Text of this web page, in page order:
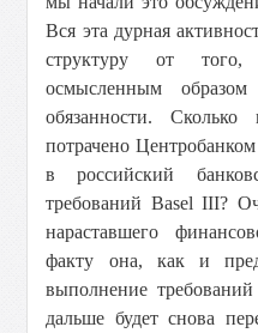
Вся эта дурная
структуру от
осмысленным
обязанности.
потрачено
в российский
требований Basel III?
нараставшего
факту она, как и
выполнение
дальше будет снова